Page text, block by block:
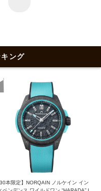
ング
30本限定】NORQAIN ノルケイン イン